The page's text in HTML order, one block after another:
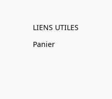
LIENS UTILES
Panier